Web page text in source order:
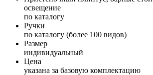
освещение
по каталогу
Ручки
по каталогу (более 100 видов)
Размер
индивидуальный
Цена
указана за базовую комплектацию